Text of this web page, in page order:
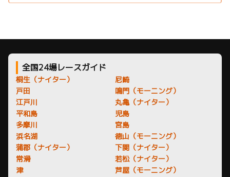
全国24場レースガイド
桐生（ナイター）
戸田
江戸川
平和島
多摩川
浜名湖
蒲郡（ナイター）
常滑
津
尼崎
鳴門（モーニング）
丸亀（ナイター）
児島
宮島
徳山（モーニング）
下関（ナイター）
若松（ナイター）
芦屋（モーニング）